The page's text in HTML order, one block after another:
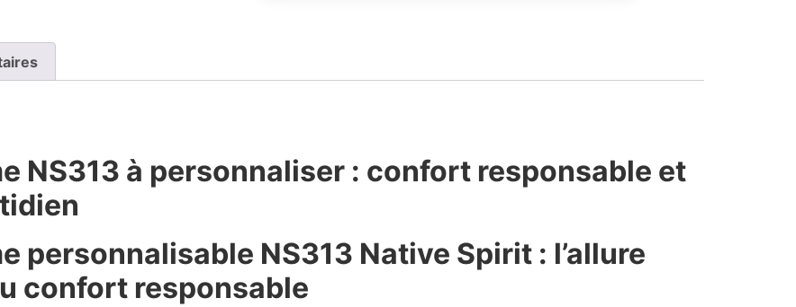
NS313 à personnaliser : confort responsable et
personnalisable NS313 Native Spirit : l’allure
confort responsable